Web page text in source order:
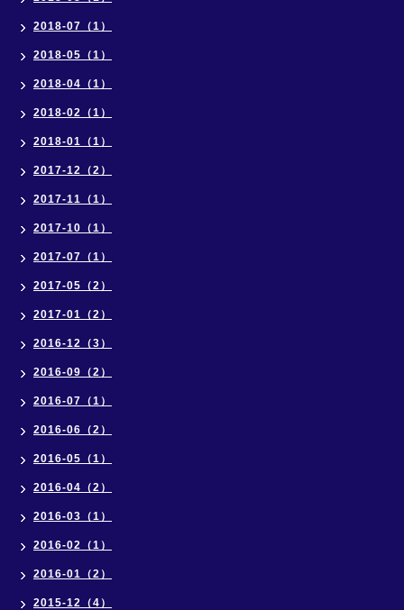
2018-07（1）
2018-05（1）
2018-04（1）
2018-02（1）
2018-01（1）
2017-12（2）
2017-11（1）
2017-10（1）
2017-07（1）
2017-05（2）
2017-01（2）
2016-12（3）
2016-09（2）
2016-07（1）
2016-06（2）
2016-05（1）
2016-04（2）
2016-03（1）
2016-02（1）
2016-01（2）
2015-12（4）